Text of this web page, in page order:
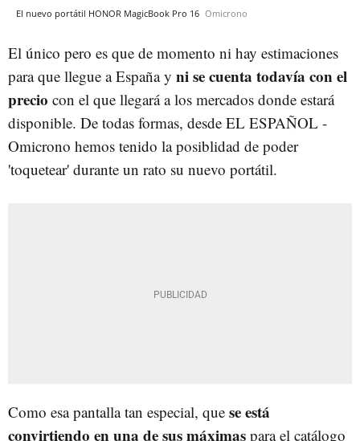
El nuevo portátil HONOR MagicBook Pro 16 Omicrono
El único pero es que de momento ni hay estimaciones
para que llegue a España y ni se cuenta todavía con el
precio con el que llegará a los mercados donde estará
disponible. De todas formas, desde EL ESPAÑOL -
Omicrono hemos tenido la posiblidad de poder
'toquetear' durante un rato su nuevo portátil.
Como esa pantalla tan especial, que se está
convirtiendo en una de sus máximas para el catálogo